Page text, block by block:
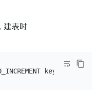
建表时
key)